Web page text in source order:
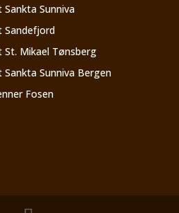
Sunniva
Sandefjord
St. Mikael Tønsberg
Sunniva Bergen
Fosen